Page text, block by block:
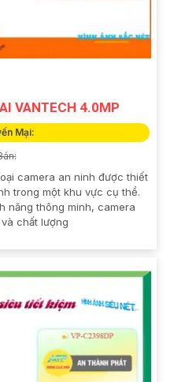
VANTECH 4.0MP
Mại:
camera an ninh được thiết
trong một khu vực cụ thể.
năng thông minh, camera
chất lượng